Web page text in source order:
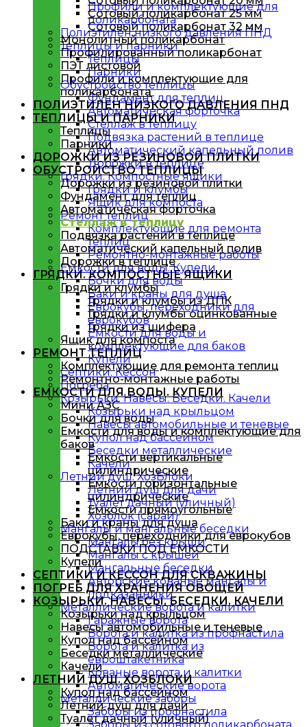
Профили и комплектующие для
поликарбоната
Полиэтилен низкого давления ПНД
Теплицы и парники
Теплицы
Парники
Обустройство теплицы
Фундамент для теплиц
Автоматическая форточка
Стеллаж в теплицу
Подвязка растений в теплице
Автоматический капельный полив
Дорожки в теплице
Грядки. Компостные ящики
Грядки и клумбы
Ящик для компоста
Ремонт теплиц
Комплектующие для ремонта
теплиц
Ремонтно-монтажные работы
Емкости для воды. Купели
Бочки для воды
Баки и краны для душа
Еврокубы, переходники для
еврокубов
Емкости для воды и
комплектующие для баков
Купели
Септики. Кессон
Погреба
Козырьки. Навесы. Беседки. Качели
Козырьки над крыльцом
Навесы автомобильные и теневые
Купол над бассейном
Беседки металлическиe
Качели
Летний душ. ХозБлоки
Летний душ для дачи
Туалет дачный (уличный)
Хозблок (сарай)
Мангалы и мангальные беседки
Мангалы без крыши
Мангалы с крышей
Мангальные беседки
Авторские кованые мангалы и
подказанники
Металлическиe ворота и калитки
Гаражные ворота
Ворота и калитка из профнастила
Ворота и калитка из
евроштакетника
Кованые ворота и калитки
Автоматические ворота
Металлическиe заборы
Заборы из профнастила
Сотовый поликарбонат 25 мм
Сотовый поликарбонат 32 мм
Монолитный поликарбонат
Профилированный поликарбонат
ПЭТ листовой
Профили и комплектующие для
поликарбоната
ПОЛИЭТИЛЕН НИЗКОГО ДАВЛЕНИЯ ПНД
ТЕПЛИЦЫ И ПАРНИКИ
Теплицы
Парники
ДОРОЖКИ ИЗ РЕЗИНОВОЙ ПЛИТКИ
ОБУСТРОЙСТВО ТЕПЛИЦЫ
Дорожки из резиновой плитки
Фундамент для теплиц
Автоматическая форточка
Стеллаж в теплицу
Подвязка растений в теплице
Автоматический капельный полив
Дорожки в теплице
ГРЯДКИ. КОМПОСТНЫЕ ЯЩИКИ
Грядки и клумбы
Грядки и клумбы из ДПК
Грядки и клумбы оцинкованные
Грядки из шифера
Ящик для компоста
РЕМОНТ ТЕПЛИЦ
Комплектующие для ремонта теплиц
Ремонтно-монтажные работы
ЕМКОСТИ ДЛЯ ВОДЫ. КУПЕЛИ
Мини АЗС
Бочки для воды
Емкости для воды и комплектующие для
баков
Емкости вертикальные
цилиндрические
Емкости горизонтальные
цилиндрические
Емкости прямоугольные
Баки и краны для душа
Еврокубы, переходники для еврокубов
ПОДСТАВКИ ПОД ЕМКОСТИ
Купели
СЕПТИКИ И КЕССОН ДЛЯ СКВАЖИНЫ
ПОГРЕБ ДЛЯ ХРАНЕНИЯ ОВОЩЕЙ
КОЗЫРЬКИ. НАВЕСЫ. БЕСЕДКИ. КАЧЕЛИ
Козырьки над крыльцом
Навесы автомобильные и теневые
Купол над бассейном
Беседки металлические
Качели
ЛЕТНИЙ ДУШ. ХОЗБЛОКИ
Купол над бассейном
Летний душ для дачи
Туалет дачный (уличный)